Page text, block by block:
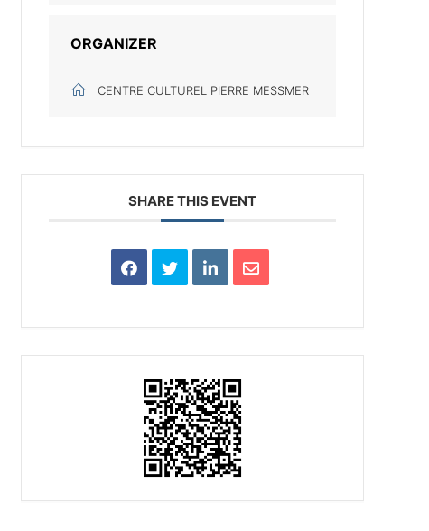
ORGANIZER
CENTRE CULTUREL PIERRE MESSMER
SHARE THIS EVENT